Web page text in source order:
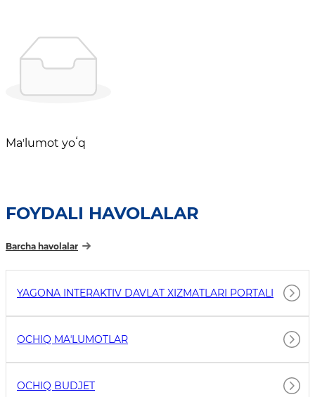
Maʼlumot yoʻq
FOYDALI HAVOLALAR
Barcha havolalar
YAGONA INTERAKTIV DAVLAT XIZMATLARI PORTALI
OCHIQ MAʼLUMOTLAR
OCHIQ BUDJET